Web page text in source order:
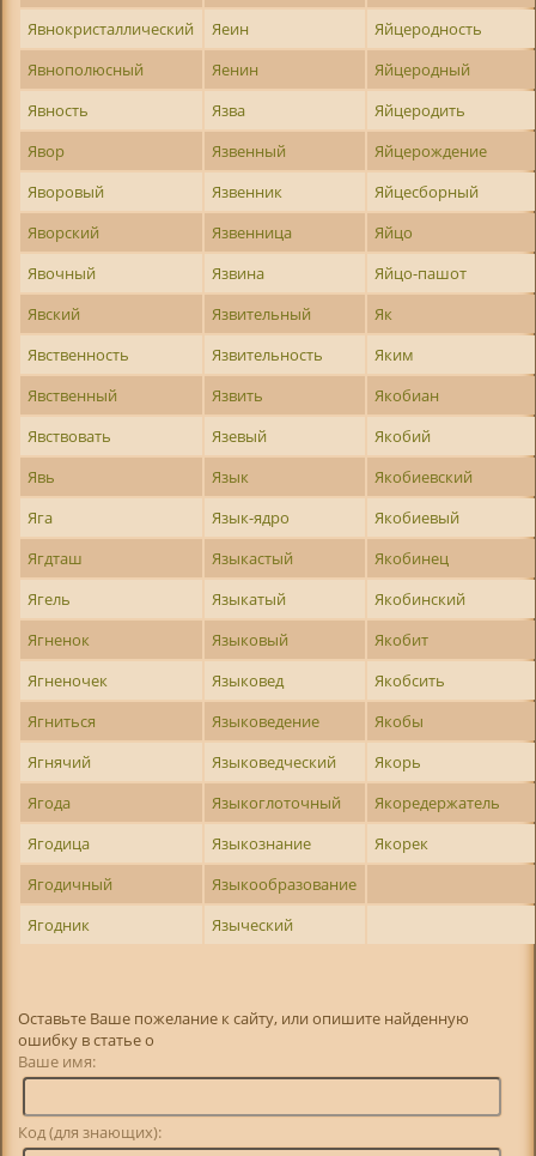
Явнокристаллический
Яеин
Яйцеродность
Явнополюсный
Яенин
Яйцеродный
Явность
Язва
Яйцеродить
Явор
Язвенный
Яйцерождение
Яворовый
Язвенник
Яйцесборный
Яворский
Язвенница
Яйцо
Явочный
Язвина
Яйцо-пашот
Явский
Язвительный
Як
Явственность
Язвительность
Яким
Явственный
Язвить
Якобиан
Явствовать
Язевый
Якобий
Явь
Язык
Якобиевский
Яга
Язык-ядро
Якобиевый
Ягдташ
Языкастый
Якобинец
Ягель
Языкатый
Якобинский
Ягненок
Языковый
Якобит
Ягненочек
Языковед
Якобсить
Ягниться
Языковедение
Якобы
Ягнячий
Языковедческий
Якорь
Ягода
Языкоглоточный
Якоредержатель
Ягодица
Языкознание
Якорек
Ягодичный
Языкообразование
Ягодник
Языческий
Оставьте Ваше пожелание к сайту, или опишите найденную
ошибку в статье о
Ваше имя:
Код (для знающих):